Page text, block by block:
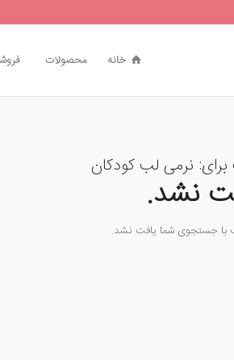
خانه محصولات
نرمی لب کودکان
نشد.
با جستجوی شما یافت نشد.